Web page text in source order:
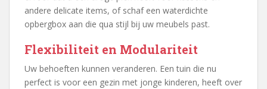
andere delicate items, of schaf een waterdichte
opbergbox aan die qua stijl bij uw meubels past.
Flexibiliteit en Modulariteit
Uw behoeften kunnen veranderen. Een tuin die nu
perfect is voor een gezin met jonge kinderen, heeft over